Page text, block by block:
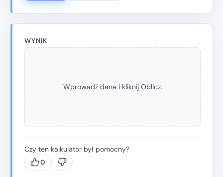
WYNIK
Wprowadź dane i kliknij Oblicz.
Czy ten kalkulator był pomocny?
0